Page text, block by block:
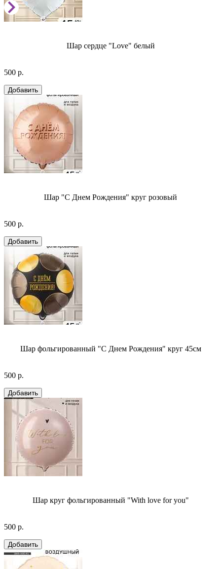
Шар сердце "Love" белый
500 р.
Шар "С Днем Рождения" круг розовый
500 р.
Шар фольгированный "С Днем Рождения" круг 45см
500 р.
Шар круг фольгированный "With love for you"
500 р.